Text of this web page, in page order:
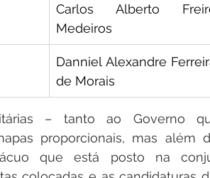
Carlos Alberto
Medeiros
Danniel Alexandre
de Morais
– tanto ao Governo
proporcionais, mas além
que está posto na